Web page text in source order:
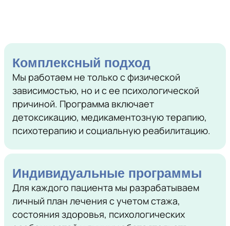
Комплексный подход
Мы работаем не только с физической
зависимостью, но и с ее психологической
причиной. Программа включает
детоксикацию, медикаментозную терапию,
психотерапию и социальную реабилитацию.
Индивидуальные программы
Для каждого пациента мы разрабатываем
личный план лечения с учетом стажа,
состояния здоровья, психологических